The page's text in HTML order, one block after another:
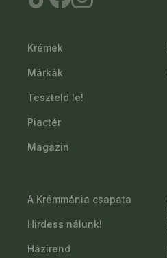
Krémek
Márkák
Teszteld le!
Piactér
Magazin
A Krémmánia csapata
Hirdess nálunk!
Házirend